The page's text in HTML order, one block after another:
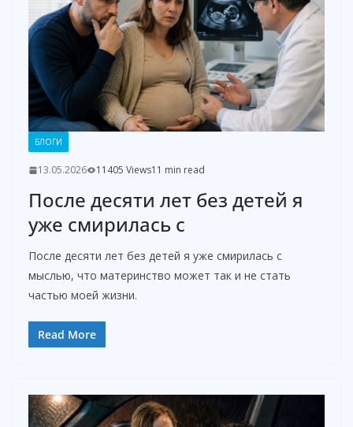
БЛОГИ
13.05.2026 11405 Views11 min read
После десяти лет без детей я
уже смирилась с
После десяти лет без детей я уже смирилась с
мыслью, что материнство может так и не стать
частью моей жизни.
Read More